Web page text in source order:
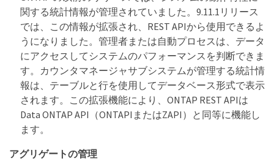
関する統計情報が管理されていました。9.11.1リリース
では、この情報が拡張され、REST APIから使用できるよ
うになりました。管理者または自動プロセスは、データ
にアクセスしてシステムのパフォーマンスを判断できま
す。カウンタマネージャサブシステムが管理する統計情
報は、テーブルと行を使用してデータベース形式で表示
されます。この拡張機能により、ONTAP REST APIは
Data ONTAP API（ONTAPIまたはZAPI）と同等に機能し
ます。
アグリゲートの管理